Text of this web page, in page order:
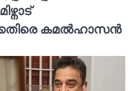
കമല്‍ഹാസന്‍